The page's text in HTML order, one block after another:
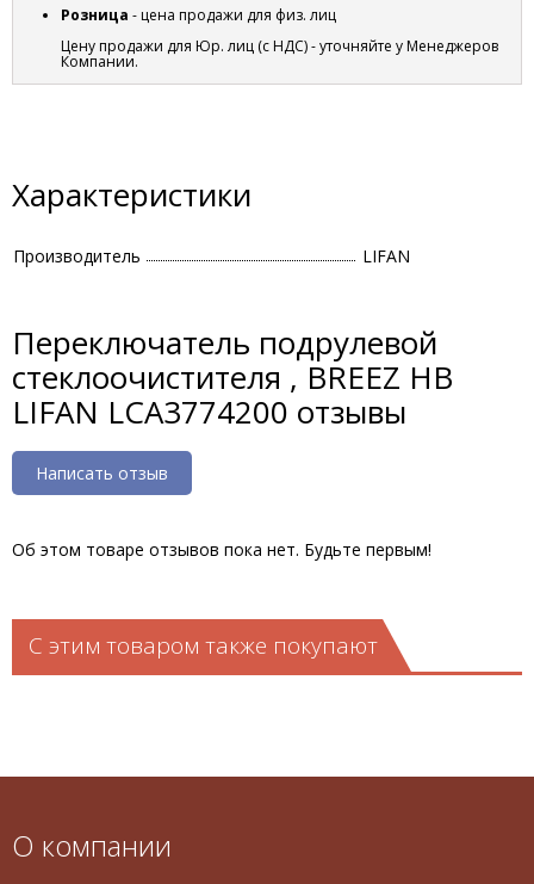
Розница - цена продажи для физ. лиц
Цену продажи для Юр. лиц (с НДС) - уточняйте у Менеджеров
Компании.
Характеристики
Производитель LIFAN
Переключатель подрулевой
стеклоочистителя , BREEZ HB
LIFAN LCA3774200 отзывы
Написать отзыв
Об этом товаре отзывов пока нет. Будьте первым!
С этим товаром также покупают
О компании